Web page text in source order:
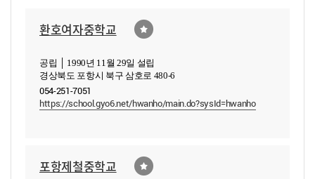
환호여자중학교
공립 │ 1990년 11월 29일 설립
경상북도 포항시 북구 삼호로 480-6
054-251-7051
https://school.gyo6.net/hwanho/main.do?sysId=hwanho
포항제철중학교